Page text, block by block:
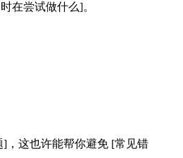
在尝试做什么]。
，这也许能帮你避免 [常见错